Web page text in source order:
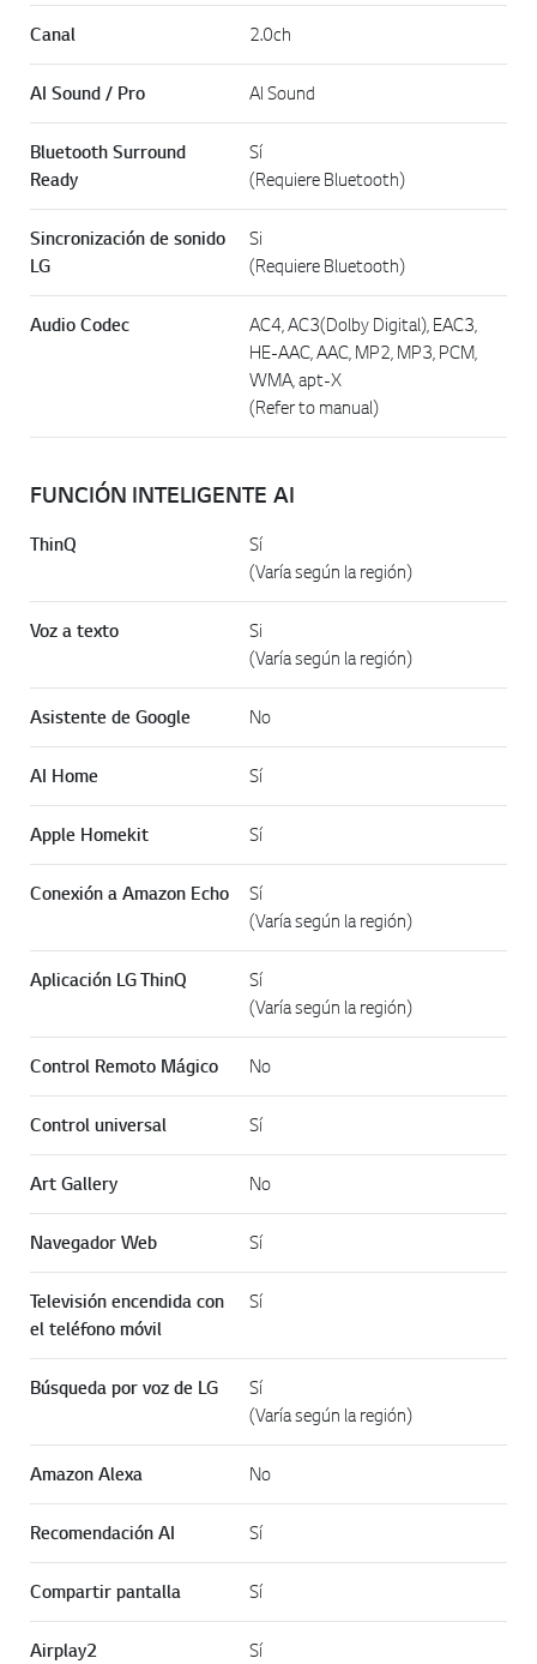
Canal 2.0ch
AI Sound / Pro AI Sound
Bluetooth Surround
Ready
Sí
(Requiere Bluetooth)
Sincronización de sonido
LG
Si
(Requiere Bluetooth)
Audio Codec
AC4, AC3(Dolby Digital), EAC3,
HE-AAC, AAC, MP2, MP3, PCM,
WMA, apt-X
(Refer to manual)
FUNCIÓN INTELIGENTE AI
ThinQ
Sí
(Varía según la región)
Voz a texto
Si
(Varía según la región)
Asistente de Google No
AI Home Sí
Apple Homekit Sí
Conexión a Amazon Echo
Sí
(Varía según la región)
Aplicación LG ThinQ
Sí
(Varía según la región)
Control Remoto Mágico No
Control universal Sí
Art Gallery No
Navegador Web Sí
Televisión encendida con
el teléfono móvil
Sí
Búsqueda por voz de LG
Sí
(Varía según la región)
Amazon Alexa No
Recomendación AI Sí
Compartir pantalla Sí
Airplay2 Sí